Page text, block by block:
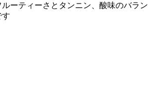
ーティーさとタンニン、酸味のバラン
す